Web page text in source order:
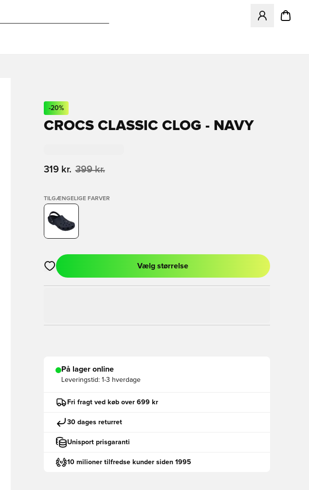
Åbner en
-20%
CROCS CLASSIC CLOG - NAVY
319 kr. 399 kr.
TILGÆNGELIGE FARVER
Åbner en Modal til at logge ind eller tilmelde dig som medlem
Vælg størrelse
På lager online
Leveringstid: 1-3 hverdage
Fri fragt ved køb over 699 kr
30 dages returret
Unisport prisgaranti
10 milioner tilfredse kunder siden 1995